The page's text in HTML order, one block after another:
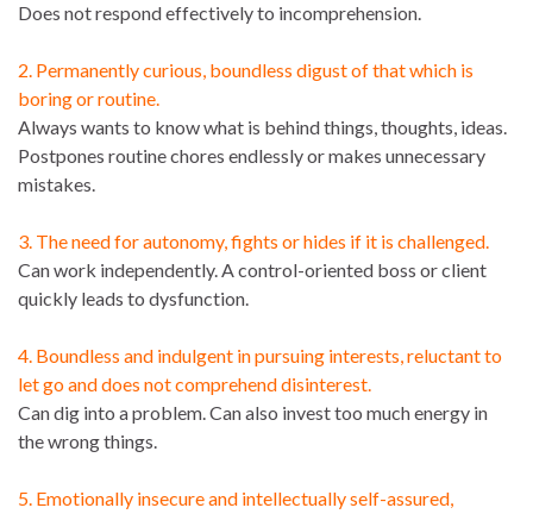
Does not respond effectively to incomprehension.
2. Permanently curious, boundless digust of that which is
boring or routine.
Always wants to know what is behind things, thoughts, ideas.
Postpones routine chores endlessly or makes unnecessary
mistakes.
3. The need for autonomy, fights or hides if it is challenged.
Can work independently. A control-oriented boss or client
quickly leads to dysfunction.
4. Boundless and indulgent in pursuing interests, reluctant to
let go and does not comprehend disinterest.
Can dig into a problem. Can also invest too much energy in
the wrong things.
5. Emotionally insecure and intellectually self-assured,